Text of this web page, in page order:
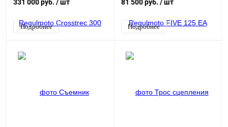
331 000 руб. / шт
Подробнее
81 500 руб. / шт
Подробнее